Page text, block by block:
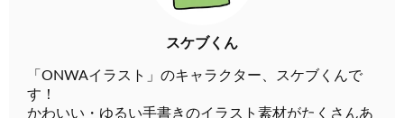
スケブくん
「ONWAイラスト」のキャラクター、スケブくんで
す！
かわいい・ゆるい手書きのイラスト素材がたくさんあ